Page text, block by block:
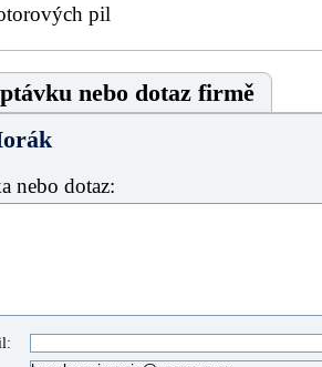
pil
nebo dotaz firmě
nebo dotaz: